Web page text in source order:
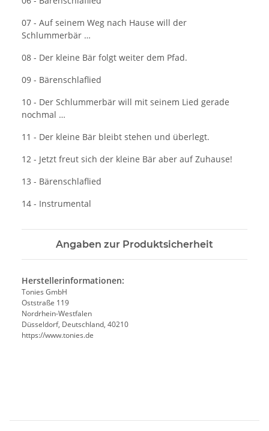
07 - Auf seinem Weg nach Hause will der
Schlummerbär …
08 - Der kleine Bär folgt weiter dem Pfad.
09 - Bärenschlaflied
10 - Der Schlummerbär will mit seinem Lied gerade
nochmal …
11 - Der kleine Bär bleibt stehen und überlegt.
12 - Jetzt freut sich der kleine Bär aber auf Zuhause!
13 - Bärenschlaflied
14 - Instrumental
Angaben zur Produktsicherheit
Herstellerinformationen:
Tonies GmbH
Oststraße 119
Nordrhein-Westfalen
Düsseldorf, Deutschland, 40210
https://www.tonies.de